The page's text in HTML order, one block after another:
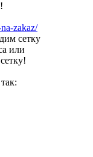
zakaz/
сетку
или